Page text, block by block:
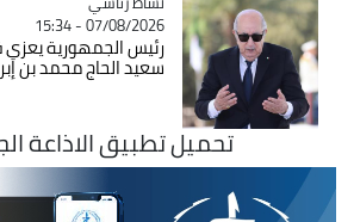
07/08/2026 - 15:34
رئيس الجمهورية يعزي
سعيد الحاج محمد بن
تحميل تطبيق الاذاعة